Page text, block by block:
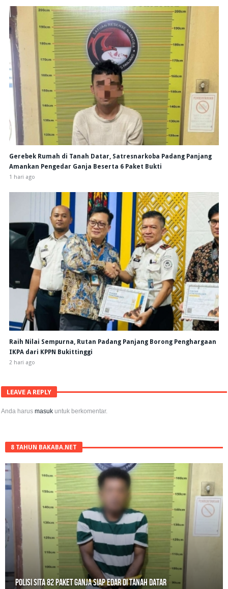
Gerebek Rumah di Tanah Datar, Satresnarkoba Padang Panjang
Amankan Pengedar Ganja Beserta 6 Paket Bukti
1 hari ago
Raih Nilai Sempurna, Rutan Padang Panjang Borong Penghargaan
IKPA dari KPPN Bukittinggi
2 hari ago
LEAVE A REPLY
Anda harusmasuk untuk berkomentar.
8 TAHUN BAKABA.NET
RPL Prodi HTN UIN Mahmud Yunus Batusangkar Diminati Polri, TNI,
hingga Wali Nagari